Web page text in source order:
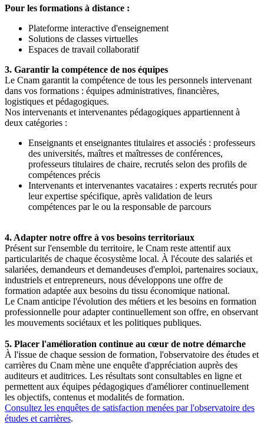
Pour les formations à distance :
Plateforme interactive d'enseignement
Solutions de classes virtuelles
Espaces de travail collaboratif
3. Garantir la compétence de nos équipes
Le Cnam garantit la compétence de tous les personnels intervenant
dans vos formations : équipes administratives, financières,
logistiques et pédagogiques.
Nos intervenants et intervenantes pédagogiques appartiennent à
deux catégories :
Enseignants et enseignantes titulaires et associés : professeurs
des universités, maîtres et maîtresses de conférences,
professeurs titulaires de chaire, recrutés selon des profils de
compétences précis
Intervenants et intervenantes vacataires : experts recrutés pour
leur expertise spécifique, après validation de leurs
compétences par le ou la responsable de parcours
4. Adapter notre offre à vos besoins territoriaux
Présent sur l'ensemble du territoire, le Cnam reste attentif aux
particularités de chaque écosystème local. À l'écoute des salariés et
salariées, demandeurs et demandeuses d'emploi, partenaires sociaux,
industriels et entrepreneurs, nous développons une offre de
formation adaptée aux besoins du tissu économique national.
Le Cnam anticipe l'évolution des métiers et les besoins en formation
professionnelle pour adapter continuellement son offre, en observant
les mouvements sociétaux et les politiques publiques.
5. Placer l'amélioration continue au cœur de notre démarche
À l'issue de chaque session de formation, l'observatoire des études et
carrières du Cnam mène une enquête d'appréciation auprès des
auditeurs et auditrices. Les résultats sont consultables en ligne et
permettent aux équipes pédagogiques d'améliorer continuellement
les objectifs, contenus et modalités de formation.
Consultez les enquêtes de satisfaction menées par l'observatoire des
études et carrières.